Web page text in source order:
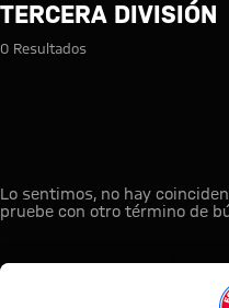
Búsqueda:
TERCERA DIVISIÓN
0 Resultados
Lo sentimos, no hay
pruebe con otro término de
A la